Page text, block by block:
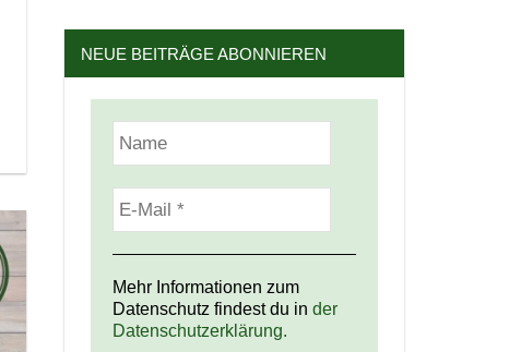
NEUE BEITRÄGE ABONNIEREN
Mehr Informationen zum
Datenschutz findest du in der
Datenschutzerklärung.